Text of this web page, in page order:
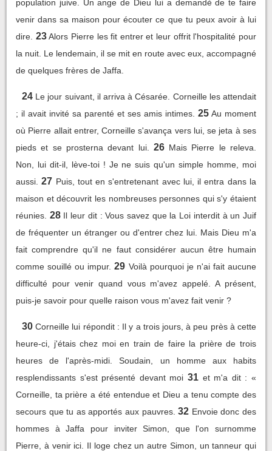
population juive. Un ange de Dieu lui a demandé de te faire
venir dans sa maison pour écouter ce que tu peux avoir à lui
dire. 23 Alors Pierre les fit entrer et leur offrit l'hospitalité pour
la nuit. Le lendemain, il se mit en route avec eux, accompagné
de quelques frères de Jaffa.
24 Le jour suivant, il arriva à Césarée. Corneille les attendait
; il avait invité sa parenté et ses amis intimes. 25 Au moment
où Pierre allait entrer, Corneille s'avança vers lui, se jeta à ses
pieds et se prosterna devant lui.
26 Mais Pierre le releva.
Non, lui dit-il, lève-toi ! Je ne suis qu'un simple homme, moi
aussi. 27 Puis, tout en s'entretenant avec lui, il entra dans la
maison et découvrit les nombreuses personnes qui s'y étaient
réunies. 28 Il leur dit : Vous savez que la Loi interdit à un Juif
de fréquenter un étranger ou d'entrer chez lui. Mais Dieu m'a
fait comprendre qu'il ne faut considérer aucun être humain
comme souillé ou impur. 29 Voilà pourquoi je n'ai fait aucune
difficulté pour venir quand vous m'avez appelé. A présent,
puis-je savoir pour quelle raison vous m'avez fait venir ?
30 Corneille lui répondit : Il y a trois jours, à peu près à cette
heure-ci, j'étais chez moi en train de faire la prière de trois
heures de l'après-midi. Soudain, un homme aux habits
resplendissants s'est présenté devant moi 31 et m'a dit : «
Corneille, ta prière a été entendue et Dieu a tenu compte des
secours que tu as apportés aux pauvres. 32 Envoie donc des
hommes à Jaffa pour inviter Simon, que l'on surnomme
Pierre, à venir ici. Il loge chez un autre Simon, un tanneur qui